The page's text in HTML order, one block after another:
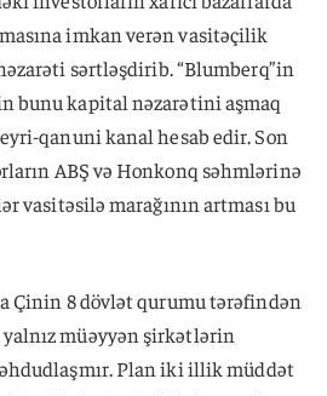
imkan verən vasitəçilik
sərtləşdirib. “Blumberq”in
bunu kapital nəzarətini aşmaq
qanuni kanal hesab edir. Son
ABŞ və Honkonq səhmlərinə
vasitəsilə marağının artması bu
Çinin 8 dövlət qurumu tərəfindən
müəyyən şirkətlərin
Plan iki illik müddət